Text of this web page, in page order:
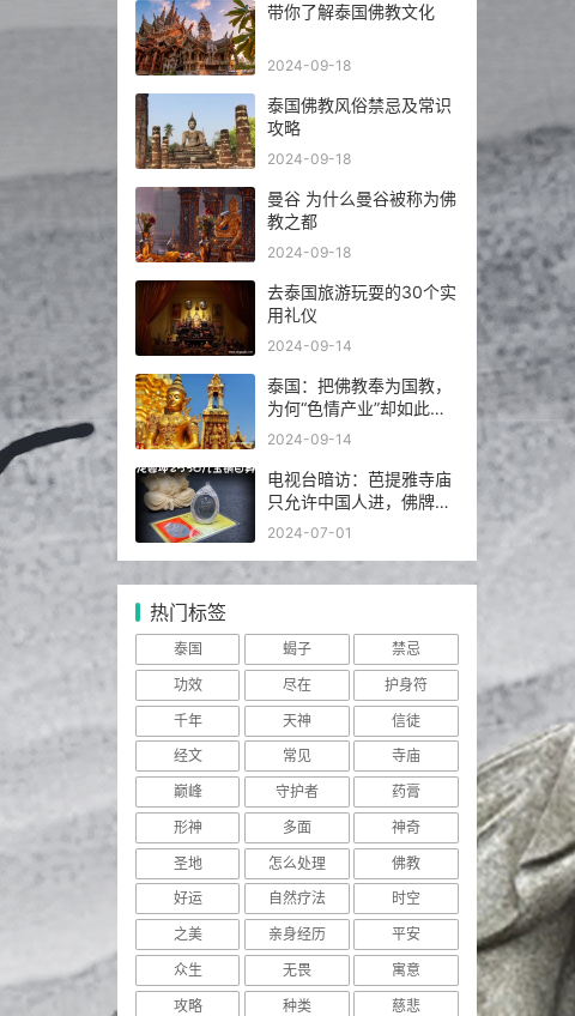
带你了解泰国佛教文化
2024-09-18
泰国佛教风俗禁忌及常识
攻略
2024-09-18
曼谷 为什么曼谷被称为佛
教之都
2024-09-18
去泰国旅游玩耍的30个实
用礼仪
2024-09-14
泰国：把佛教奉为国教，
为何“色情产业”却如此繁
荣发达？
2024-09-14
电视台暗访：芭提雅寺庙
只允许中国人进，佛牌高
于常价100多倍！
2024-07-01
热门标签
泰国 蝎子
禁忌
功效
尽在
护身符
千年
天神
信徒
经文
常见
寺庙
巅峰
守护者
药膏
形神
多面
神奇
圣地
怎么处理
佛教
好运
自然疗法
时空
之美
亲身经历
平安
众生
无畏
寓意
攻略
种类 慈悲